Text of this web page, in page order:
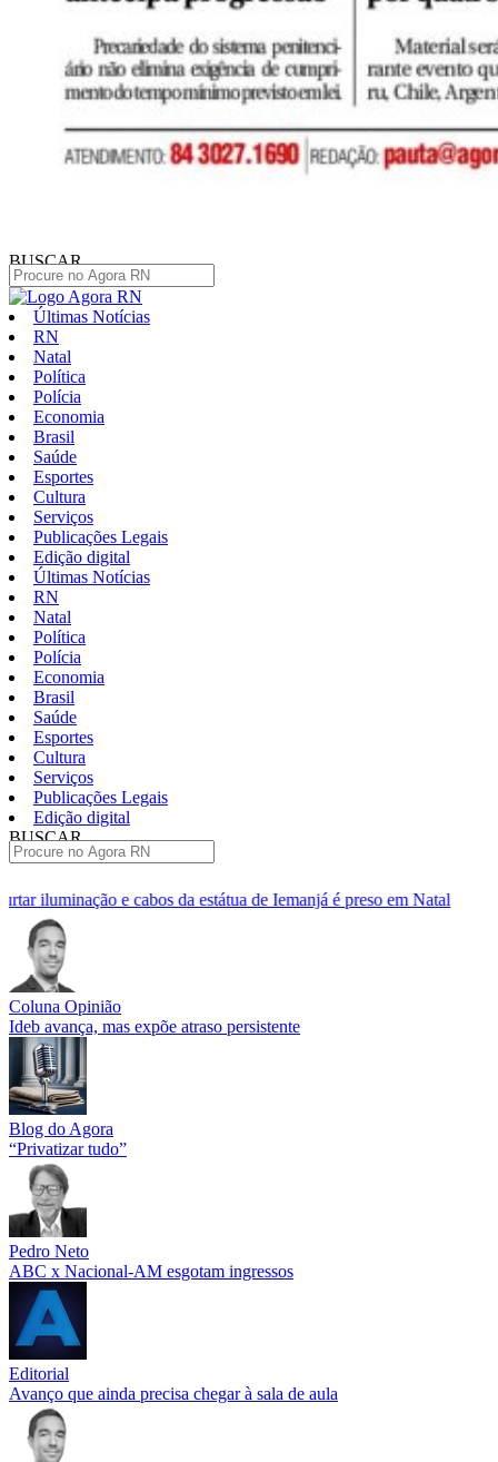
BUSCAR
Últimas Notícias
RN
Natal
Política
Polícia
Economia
Brasil
Saúde
Esportes
Cultura
Serviços
Publicações Legais
Edição digital
Últimas Notícias
RN
Natal
Política
Polícia
Economia
Brasil
Saúde
Esportes
Cultura
Serviços
Publicações Legais
Edição digital
BUSCAR
de Iemanjá é preso em Natal
Homem é preso por tentativa
Pular
para
conteúdo
Coluna Opinião
Ideb avança, mas expõe atraso persistente
Blog do Agora
“Privatizar tudo”
Pedro Neto
ABC x Nacional-AM esgotam ingressos
Editorial
Avanço que ainda precisa chegar à sala de aula